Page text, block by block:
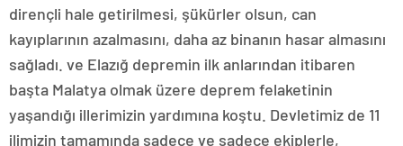
dirençli hale getirilmesi, şükürler olsun, can
kayıplarının azalmasını, daha az binanın hasar almasını
sağladı. ve Elazığ depremin ilk anlarından itibaren
başta Malatya olmak üzere deprem felaketinin
yaşandığı illerimizin yardımına koştu. Devletimiz de 11
ilimizin tamamında sadece ve sadece ekiplerle,